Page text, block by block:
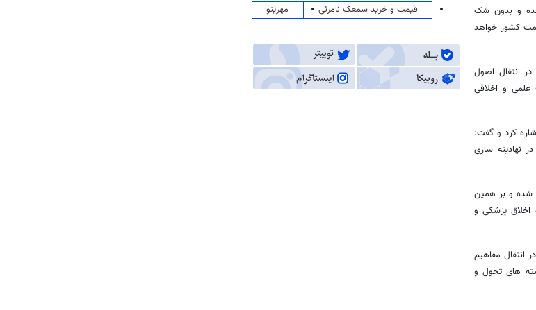
شده و بدون شک
کشور خواهد
انتقال اصول
علمی و اخلاقی
کرد و گفت:
نهادینه سازی
شده و بر همین
اخلاق پزشکی و
انتقال مفاهیم
های تحول و
قیمت و خرید سمعک نامرئی
مهرینو